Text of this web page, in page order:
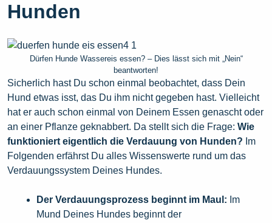
Hunden
Dürfen Hunde Wassereis essen? – Dies lässt sich mit „Nein“
beantworten!
Sicherlich hast Du schon einmal beobachtet, dass Dein
Hund etwas isst, das Du ihm nicht gegeben hast. Vielleicht
hat er auch schon einmal von Deinem Essen genascht oder
an einer Pflanze geknabbert. Da stellt sich die Frage: Wie
funktioniert eigentlich die Verdauung von Hunden? Im
Folgenden erfährst Du alles Wissenswerte rund um das
Verdauungssystem Deines Hundes.
Der Verdauungsprozess beginnt im Maul: Im
Mund Deines Hundes beginnt der